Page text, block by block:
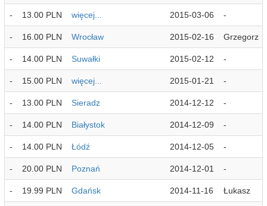
- 13.00 PLN więcej... 2015-03-06 -
- 16.00 PLN Wrocław 2015-02-16 Grzegorz
- 14.00 PLN Suwałki 2015-02-12 -
- 15.00 PLN więcej... 2015-01-21 -
- 13.00 PLN Sieradz 2014-12-12 -
- 14.00 PLN Białystok 2014-12-09 -
- 14.00 PLN Łódź 2014-12-05 -
- 20.00 PLN Poznań 2014-12-01 -
- 19.99 PLN Gdańsk 2014-11-16 Łukasz